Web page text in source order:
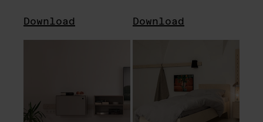
Download Download